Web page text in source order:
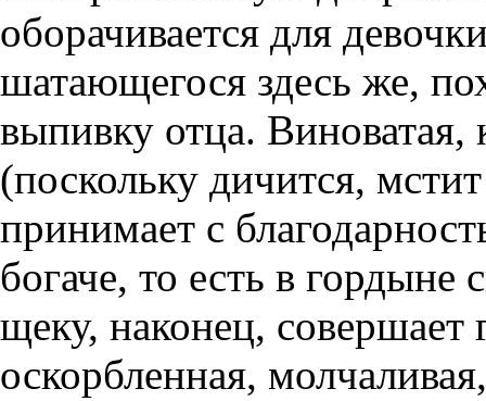
оборачивается для
шатающегося здесь же,
выпивку отца.
(поскольку дичится,
принимает с
богаче, то есть в гордыне
щеку, наконец, совершает
оскорбленная,